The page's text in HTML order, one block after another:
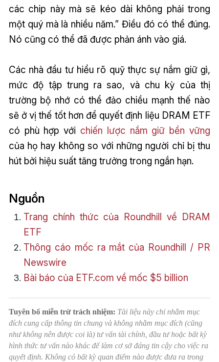
các chip này mà sẽ kéo dài không phải trong
một quý mà là nhiều năm.” Điều đó có thể đúng.
Nó cũng có thể đã được phản ánh vào giá.
Các nhà đầu tư hiểu rõ quỹ thực sự nắm giữ gì,
mức độ tập trung ra sao, và chu kỳ của thị
trường bộ nhớ có thể đảo chiều mạnh thế nào
sẽ ở vị thế tốt hơn để quyết định liệu DRAM ETF
có phù hợp với chiến lược nắm giữ bền vững
của họ hay không so với những người chỉ bị thu
hút bởi hiệu suất tăng trưởng trong ngắn hạn.
Nguồn
Trang chính thức của Roundhill về DRAM
ETF
Thông cáo mốc ra mắt của Roundhill / PR
Newswire
Bài báo của ETF.com về mốc $5 billion
Tuyên bố miễn trừ trách nhiệm: Tài liệu này chỉ nhằm mục
đích cung cấp thông tin chung và không nhằm mục đích (cũng
như không nên được coi là) tư vấn tài chính, đầu tư hoặc bất kỳ
hình thức tư vấn nào khác để làm cơ sở đáng tin cậy cho việc ra
quyết định. Không có bất kỳ quan điểm nào được đưa ra trong